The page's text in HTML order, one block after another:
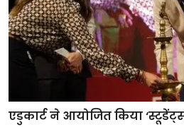
एडुकार्ट ने आयोजित किया